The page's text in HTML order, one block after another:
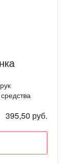
395,50 руб.